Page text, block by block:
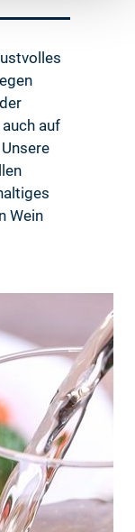
auf
Wein